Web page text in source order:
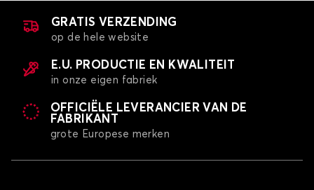
GRATIS VERZENDING
op de hele website
E.U. PRODUCTIE EN KWALITEIT
in onze eigen fabriek
OFFICIËLE LEVERANCIER VAN DE
FABRIKANT
grote Europese merken